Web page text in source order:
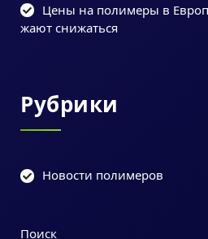
Цены на полимеры в
жают снижаться
Рубрики
Новости полимеров
Поиск